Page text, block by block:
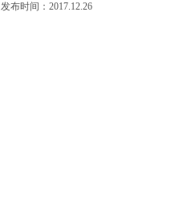
发布时间：2017.12.26